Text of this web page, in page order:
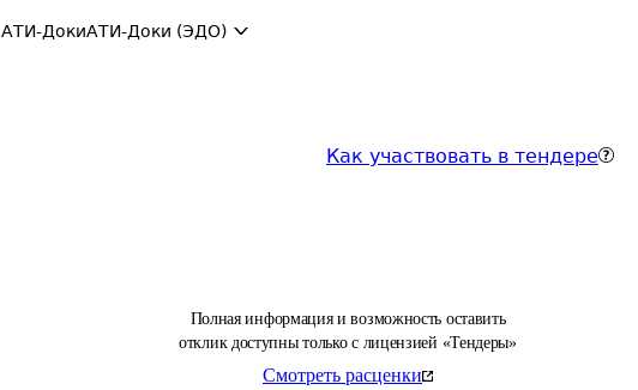
АТИ-ДокиАТИ-Доки (ЭДО)
Как участвовать в тендере
Полная информация и возможность оставить
отклик доступны только с лицензией «Тендеры»
Смотреть расценки